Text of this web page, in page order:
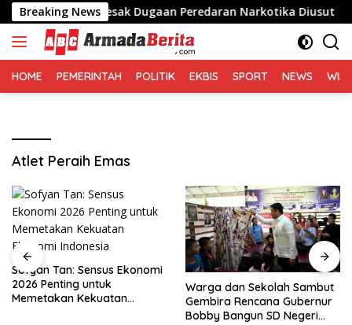
Langsung
ke
konten
Breaking News
Desak Dugaan Peredaran Narkotika Diusut
HOME PEMERINTAH POLITIK EKBIS SPORT NEWS
Atlet Peraih Emas
Sofyan Tan: Sensus Ekonomi
2026 Penting untuk
Memetakan Kekuatan
Warga dan Sekolah Sambut
Gembira Rencana Gubernur
Bobby Bangun SD Negeri